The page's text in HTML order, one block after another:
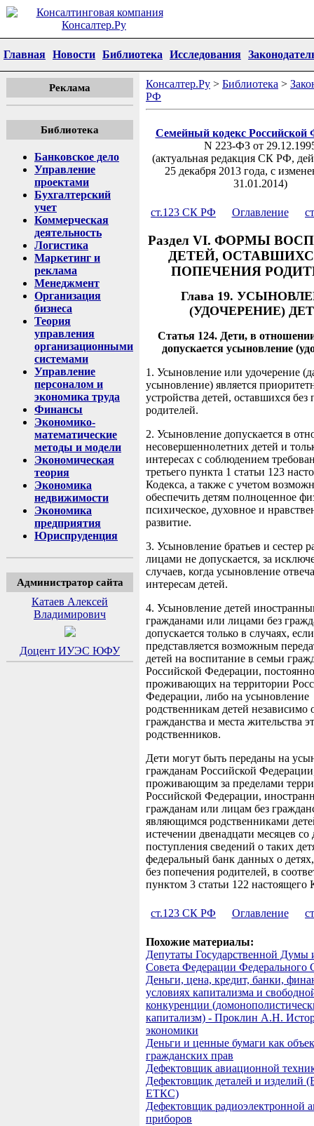
Главная Новости Библиотека Исследования
Реклама
Библиотека
Банковское дело
Управление
проектами
Бухгалтерский
учет
Коммерческая
деятельность
Логистика
Маркетинг и
реклама
Менеджмент
Организация
бизнеса
Теория
управления
организационными
системами
Управление
персоналом и
экономика труда
Финансы
Экономико-
математические
методы и модели
Экономическая
теория
Экономика
недвижимости
Экономика
предприятия
Юриспруденция
Администратор сайта
Катаев Алексей
Владимирович
Доцент ИУЭС ЮФУ
Консалтер.Ру > Библиотека >
РФ
Семейный кодекс Российской
N 223-ФЗ от
(актуальная редакция СК РФ,
25 декабря 2013 года, с
31.01.2014)
ст.123 СК РФ Оглавление
Раздел VI. ФОРМЫ
ДЕТЕЙ,
ПОПЕЧЕНИЯ
Глава 19.
(УДОЧЕРЕНИЕ)
Статья 124. Дети, в
допускается усыновление
1. Усыновление или удочерение
усыновление) является
устройства детей, оставшихся без
родителей.
2. Усыновление допускается в
несовершеннолетних детей и
интересах с соблюдением
третьего пункта 1 статьи 123
Кодекса, а также с учетом
обеспечить детям полноценное
психическое, духовное и
развитие.
3. Усыновление братьев и сестер
лицами не допускается, за
случаев, когда усыновление
интересам детей.
4. Усыновление детей
гражданами или лицами без
допускается только в случаях,
представляется возможным
детей на воспитание в семьи
Российской Федерации, постоянно
проживающих на территории
Федерации, либо на усыновление
родственникам детей независимо
гражданства и места жительства
родственников.
Дети могут быть переданы на
гражданам Российской
проживающим за пределами
Российской Федерации,
гражданам или лицам без
являющимся родственниками
истечении двенадцати месяцев со
поступления сведений о таких
федеральный банк данных о
без попечения родителей, в
пунктом 3 статьи 122 настоящего
ст.123 СК РФ Оглавление
Похожие материалы:
Депутаты Государственной Думы
Совета Федерации Федерального
Деньги, цена, кредит, банки,
условиях капитализма и
конкуренции
капитализм) - Проклин А.Н.
экономики
Деньги и ценные бумаги как
гражданских прав
Дефектовщик авиационной
Дефектовщик деталей и изделий
ЕТКС)
Дефектовщик радиоэлектронной
приборов